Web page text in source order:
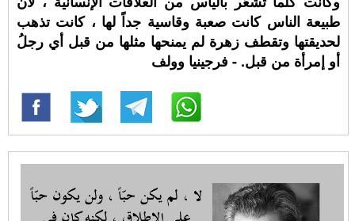
طبيعة الناس كانت صعبة وقاسية جداً لها ، كانت تذهب
لحديقتها وتقطف زهرة لم يمنحها مثلها من قبل أي رجلُ
أو إمرأة من قبل. - فرجينيا وولف